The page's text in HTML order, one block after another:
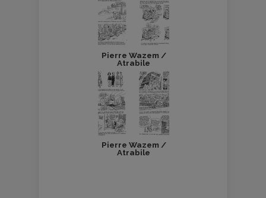
Pierre Wazem /
Atrabile
Pierre Wazem /
Atrabile